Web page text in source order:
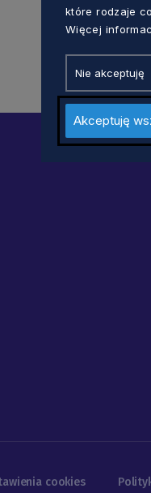
cookies
które rodzaje
Więcej
Nie akceptuję
Akceptuję